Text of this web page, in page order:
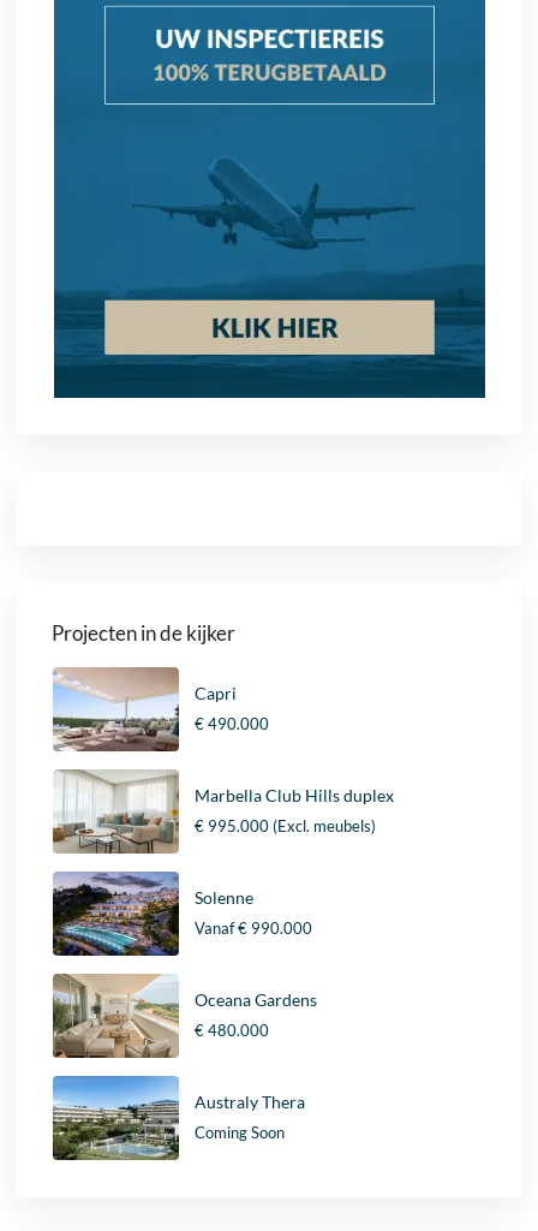
Projecten in de kijker
Capri
€ 490.000
Marbella Club Hills duplex
€ 995.000(Excl. meubels)
Solenne
Vanaf€ 990.000
Oceana Gardens
€ 480.000
Australy Thera
Coming Soon